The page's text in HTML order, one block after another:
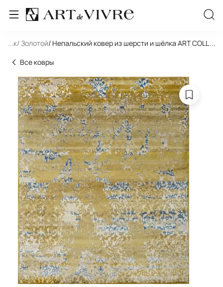
... / Золотой/ Непальский ковер из шерсти и шёлка ART
...
Все ковры